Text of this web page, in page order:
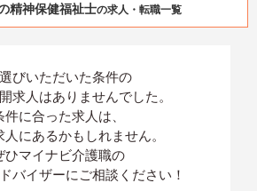
精神保健福祉士の求人・転職一覧
びいただいた条件の
求人はありませんでした。
件に合った求人は、
人にあるかもしれません。
ひマイナビ介護職の
バイザーにご相談ください！